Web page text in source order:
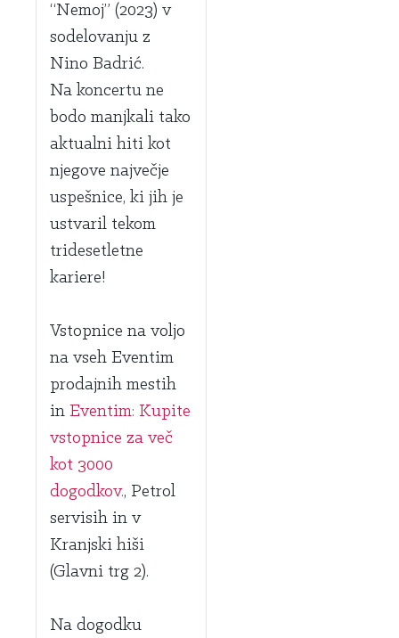
“Nemoj” (2023) v
sodelovanju z
Nino Badrić.
Na koncertu ne
bodo manjkali tako
aktualni hiti kot
njegove največje
uspešnice, ki jih je
ustvaril tekom
tridesetletne
kariere!
Vstopnice na voljo
na vseh Eventim
prodajnih mestih
in Eventim: Kupite
vstopnice za več
kot 3000
dogodkov., Petrol
servisih in v
Kranjski hiši
(Glavni trg 2).
Na dogodku